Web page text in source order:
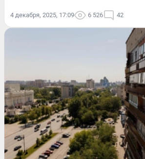
4 декабря, 2025, 17:09 6 526 42